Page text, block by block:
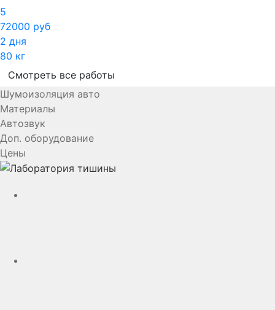
5
72000 руб
2 дня
80 кг
Смотреть все работы
Шумоизоляция авто
Материалы
Автозвук
Доп. оборудование
Цены